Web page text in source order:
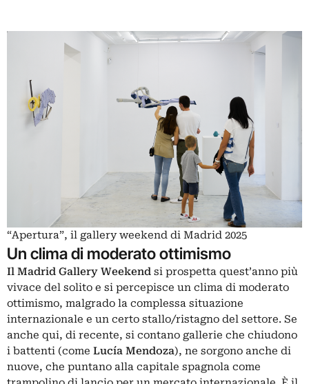
“Apertura”, il gallery weekend di Madrid 2025
Un clima di moderato ottimismo
Il Madrid Gallery Weekend si prospetta quest’anno più
vivace del solito e si percepisce un clima di moderato
ottimismo, malgrado la complessa situazione
internazionale e un certo stallo/ristagno del settore. Se
anche qui, di recente, si contano gallerie che chiudono
i battenti (come Lucía Mendoza), ne sorgono anche di
nuove, che puntano alla capitale spagnola come